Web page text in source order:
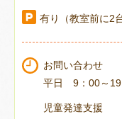
有り（教室前に2台
お問い合わせ
平日 9：00～
児童発達支援